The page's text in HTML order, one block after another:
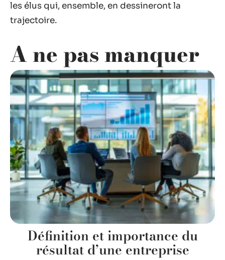
les élus qui, ensemble, en dessineront la
trajectoire.
A ne pas manquer
Définition et importance du
résultat d’une entreprise